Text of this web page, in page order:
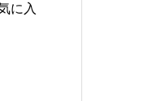
に入